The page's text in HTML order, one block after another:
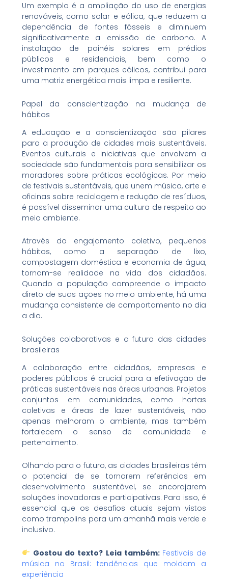
Um exemplo é a ampliação do uso de energias
renováveis, como solar e eólica, que reduzem a
dependência de fontes fósseis e diminuem
significativamente a emissão de carbono. A
instalação de painéis solares em prédios
públicos e residenciais, bem como o
investimento em parques eólicos, contribui para
uma matriz energética mais limpa e resiliente.
Papel da conscientização na mudança de
hábitos
A educação e a conscientização são pilares
para a produção de cidades mais sustentáveis.
Eventos culturais e iniciativas que envolvem a
sociedade são fundamentais para sensibilizar os
moradores sobre práticas ecológicas. Por meio
de festivais sustentáveis, que unem música, arte e
oficinas sobre reciclagem e redução de resíduos,
é possível disseminar uma cultura de respeito ao
meio ambiente.
Através do engajamento coletivo, pequenos
hábitos, como a separação de lixo,
compostagem doméstica e economia de água,
tornam-se realidade na vida dos cidadãos.
Quando a população compreende o impacto
direto de suas ações no meio ambiente, há uma
mudança consistente de comportamento no dia
a dia.
Soluções colaborativas e o futuro das cidades
brasileiras
A colaboração entre cidadãos, empresas e
poderes públicos é crucial para a efetivação de
práticas sustentáveis nas áreas urbanas. Projetos
conjuntos em comunidades, como hortas
coletivas e áreas de lazer sustentáveis, não
apenas melhoram o ambiente, mas também
fortalecem o senso de comunidade e
pertencimento.
Olhando para o futuro, as cidades brasileiras têm
o potencial de se tornarem referências em
desenvolvimento sustentável, se encorajarem
soluções inovadoras e participativas. Para isso, é
essencial que os desafios atuais sejam vistos
como trampolins para um amanhã mais verde e
inclusivo.
Gostou do texto? Leia também: Festivais de
música no Brasil: tendências que moldam a
experiência